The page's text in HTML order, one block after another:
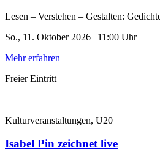
Lesen – Verstehen – Gestalten:
So., 11. Oktober 2026 | 11:00 Uhr
Mehr erfahren
Freier Eintritt
Kulturveranstaltungen, U20
Isabel Pin zeichnet live